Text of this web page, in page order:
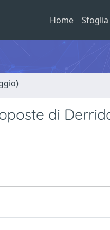
Home Sfoglia
di